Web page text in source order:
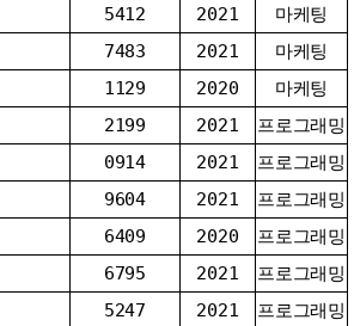
5412 2021
마케팅
7483 2021
마케팅
1129 2020
마케팅
2199 2021
프로그래밍
0914 2021
프로그래밍
9604 2021
프로그래밍
6409 2020
프로그래밍
6795 2021
프로그래밍
5247 2021
프로그래밍